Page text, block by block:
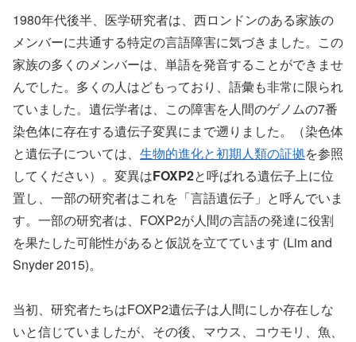
1980年代後半、医学研究者は、西ロンドンのある家族の
メンバーに共通する特定の言語障害に気づきました。この
家族の多くのメンバーは、単語を発音することができませ
んでした。多くの人はどもっており、語彙も非常に限られ
ていました。遺伝学者は、この障害を人間のゲノムの7番
染色体に存在する遺伝子変異にまで遡りました。（染色体
と遺伝子については、 生物的進化と初期人類の証拠を参照
してください）。変異はFOXP2と呼ばれる遺伝子上に位
置し、一部の研究者はこれを「言語遺伝子」と呼んでいま
す。一部の研究者は、FOXP2が人間の言語の発達に役割
を果たした可能性があると仮説を立てています (Lim and
Snyder 2015)。
当初、研究者たちはFOXP2遺伝子は人間にしか存在しな
いと信じていましたが、その後、マウス、コウモリ、魚、